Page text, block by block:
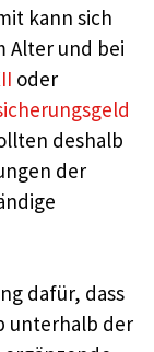
kann sich
Alter und bei
oder
deshalb
der
dafür, dass
unterhalb der